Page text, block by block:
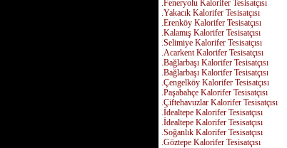
.Feneryolu Kalorifer Tesisatçısı
.Yakacık Kalorifer Tesisatçısı
.Erenköy Kalorifer Tesisatçısı
.Kalamış Kalorifer Tesisatçısı
.Selimiye Kalorifer Tesisatçısı
.Acarkent Kalorifer Tesisatçısı
.Bağlarbaşı Kalorifer Tesisatçısı
.Bağlarbaşı Kalorifer Tesisatçısı
.Çengelköy Kalorifer Tesisatçısı
.Paşabahçe Kalorifer Tesisatçısı
.Çiftehavuzlar Kalorifer Tesisatçısı
.İdealtepe Kalorifer Tesisatçısı
.İdealtepe Kalorifer Tesisatçısı
.Soğanlık Kalorifer Tesisatçısı
.Göztepe Kalorifer Tesisatçısı